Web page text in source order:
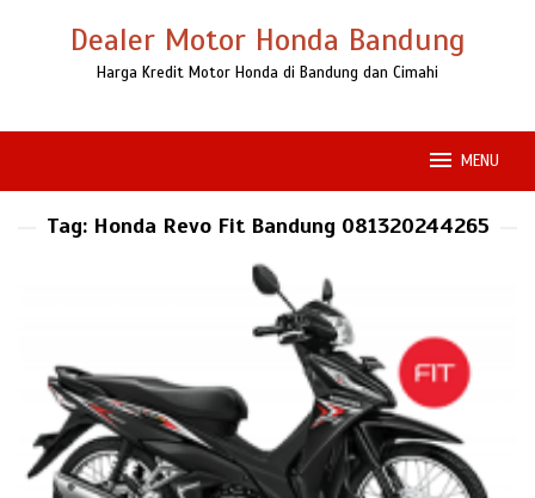
Dealer Motor Honda Bandung
Harga Kredit Motor Honda di Bandung dan Cimahi
MENU
Tag: Honda Revo Fit Bandung 081320244265